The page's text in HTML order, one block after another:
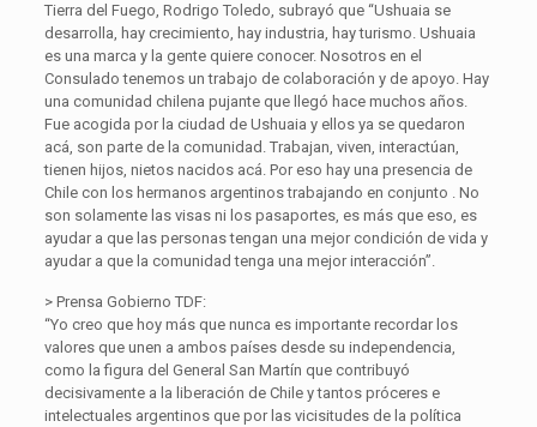
Tierra del Fuego, Rodrigo Toledo, subrayó que “Ushuaia se
desarrolla, hay crecimiento, hay industria, hay turismo. Ushuaia
es una marca y la gente quiere conocer. Nosotros en el
Consulado tenemos un trabajo de colaboración y de apoyo. Hay
una comunidad chilena pujante que llegó hace muchos años.
Fue acogida por la ciudad de Ushuaia y ellos ya se quedaron
acá, son parte de la comunidad. Trabajan, viven, interactúan,
tienen hijos, nietos nacidos acá. Por eso hay una presencia de
Chile con los hermanos argentinos trabajando en conjunto . No
son solamente las visas ni los pasaportes, es más que eso, es
ayudar a que las personas tengan una mejor condición de vida y
ayudar a que la comunidad tenga una mejor interacción”.
> Prensa Gobierno TDF:
“Yo creo que hoy más que nunca es importante recordar los
valores que unen a ambos países desde su independencia,
como la figura del General San Martín que contribuyó
decisivamente a la liberación de Chile y tantos próceres e
intelectuales argentinos que por las vicisitudes de la política